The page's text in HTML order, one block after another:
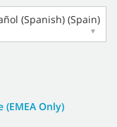
(Spanish) (Spain)
▼
Only)